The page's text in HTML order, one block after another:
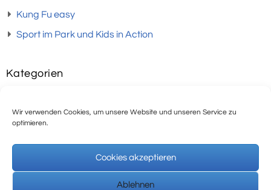
Wir verwenden Cookies, um unsere Website und unseren Service zu
optimieren.
Cookies akzeptieren
Ablehnen
Kung Fu easy
Sport im Park und Kids in Action
Kategorien
Sonstiges